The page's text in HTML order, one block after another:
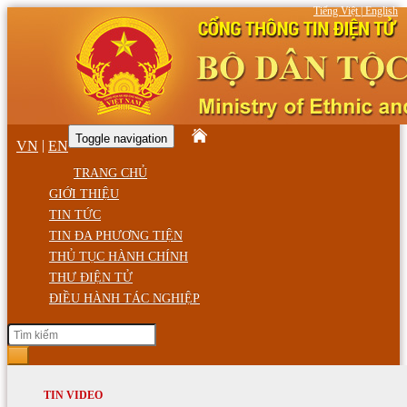
Tiếng Việt| English
VN | EN Toggle navigation
TRANG CHỦ
GIỚI THIỆU
TIN TỨC
TIN ĐA PHƯƠNG TIỆN
THỦ TỤC HÀNH CHÍNH
THƯ ĐIỆN TỬ
ĐIỀU HÀNH TÁC NGHIỆP
GIỚI THIỆU
TIN HOẠT ĐỘNG
TIN VIDEO